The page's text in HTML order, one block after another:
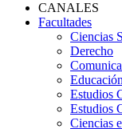
CANALES
Facultades
Ciencias
Derecho
Educación
Estudios
Estudios
Ciencias